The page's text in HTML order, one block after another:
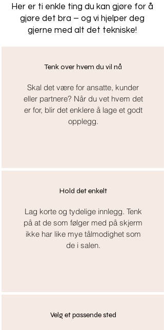
Her er ti enkle ting du kan gjøre for å
gjøre det bra – og vi hjelper deg
gjerne med alt det tekniske!
Tenk over hvem du vil nå
Skal det være for ansatte, kunder
eller partnere? Når du vet hvem det
er for, blir det enklere å lage et godt
opplegg.
Hold det enkelt
Lag korte og tydelige innlegg. Tenk
på at de som følger med på skjerm
ikke har like mye tålmodighet som
de i salen.
Velg et passende sted